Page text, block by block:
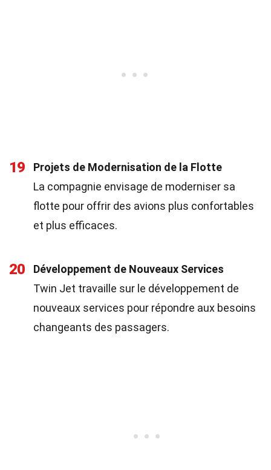
19
Projets de Modernisation de la Flotte
La compagnie envisage de moderniser sa
flotte pour offrir des avions plus confortables
et plus efficaces.
20
Développement de Nouveaux Services
Twin Jet travaille sur le développement de
nouveaux services pour répondre aux besoins
changeants des passagers.